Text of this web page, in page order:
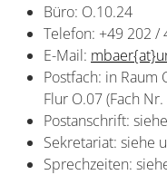
Büro: O.10.24
Telefon: +49 202 /
E-Mail:
Postfach: in Raum
Flur O.07 (Fach Nr.
Postanschrift:
Sekretariat: siehe
Sprechzeiten: